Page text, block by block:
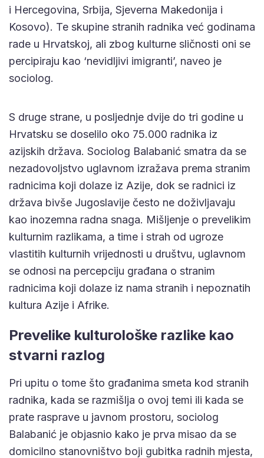
i Hercegovina, Srbija, Sjeverna Makedonija i
Kosovo). Te skupine stranih radnika već godinama
rade u Hrvatskoj, ali zbog kulturne sličnosti oni se
percipiraju kao ‘nevidljivi imigranti’, naveo je
sociolog.
S druge strane, u posljednje dvije do tri godine u
Hrvatsku se doselilo oko 75.000 radnika iz
azijskih država. Sociolog Balabanić smatra da se
nezadovoljstvo uglavnom izražava prema stranim
radnicima koji dolaze iz Azije, dok se radnici iz
država bivše Jugoslavije često ne doživljavaju
kao inozemna radna snaga. Mišljenje o prevelikim
kulturnim razlikama, a time i strah od ugroze
vlastitih kulturnih vrijednosti u društvu, uglavnom
se odnosi na percepciju građana o stranim
radnicima koji dolaze iz nama stranih i nepoznatih
kultura Azije i Afrike.
Prevelike kulturološke razlike kao
stvarni razlog
Pri upitu o tome što građanima smeta kod stranih
radnika, kada se razmišlja o ovoj temi ili kada se
prate rasprave u javnom prostoru, sociolog
Balabanić je objasnio kako je prva misao da se
domicilno stanovništvo boji gubitka radnih mjesta,